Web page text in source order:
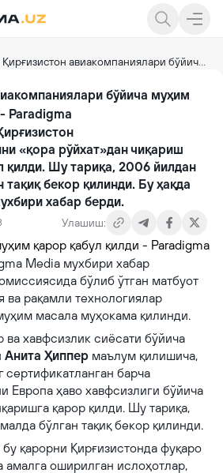
авиакомпаниялари бўйича муҳим қарор қабул қилди - Paradigma
бўйича муҳим
Paradigma
«қора рўйхат»дан чиқариш
қилди. Шу тариқа, 2006 йилдан
тақиқ бекор қилинди. Бу ҳақда
хабар берди.
Улашиш:
Media мухбири хабар
бўлиб ўтган матбуот
ва рақамли технологиялар
масала муҳокама қилинди.
хавфсизлик сиёсати бўйича
Анита Ҳиппер маълум қилишича,
сертификатланган барча
Европа ҳаво хавфсизлиги бўйича
қарор қилди. Шу тариқа,
бўлган тақиқ бекор қилинди.
қарорни Қирғизистонда фуқаро
амалга оширилган ислоҳотлар,